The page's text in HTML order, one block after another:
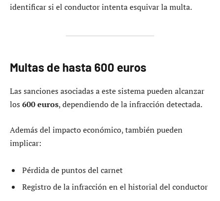
identificar si el conductor intenta esquivar la multa.
Multas de hasta 600 euros
Las sanciones asociadas a este sistema pueden alcanzar
los 600 euros, dependiendo de la infracción detectada.
Además del impacto económico, también pueden
implicar:
Pérdida de puntos del carnet
Registro de la infracción en el historial del conductor